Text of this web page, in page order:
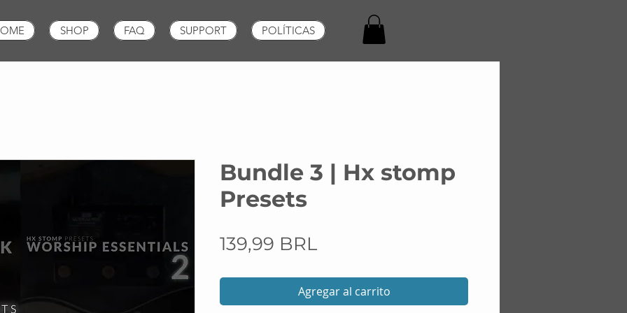
SHOP FAQ SUPPORT POLÍTICAS
Bundle 3 | Hx stomp
Presets
139,99 BRLPrecio
Agregar al carrito